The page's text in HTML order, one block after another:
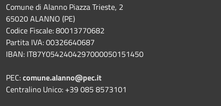
Comune di Alanno Piazza Trieste, 2
65020 ALANNO (PE)
Codice Fiscale: 80013770682
Partita IVA: 00326640687
IBAN: IT87Y0542404297000050151450
PEC:comune.alanno@pec.it
Centralino Unico: +39 085 8573101